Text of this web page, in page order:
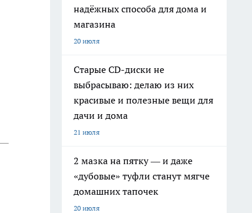
надёжных способа для дома и
магазина
20 июля
Старые CD-диски не
выбрасываю: делаю из них
красивые и полезные вещи для
дачи и дома
21 июля
2 мазка на пятку — и даже
«дубовые» туфли станут мягче
домашних тапочек
20 июля